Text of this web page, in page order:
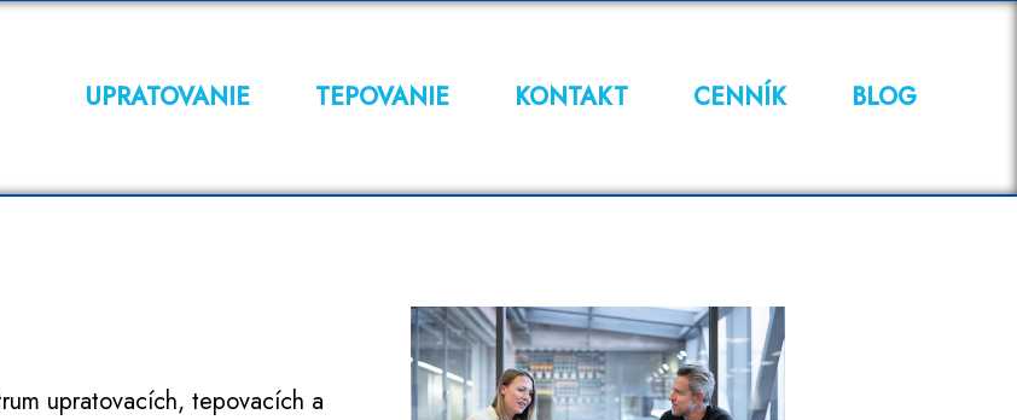
UPRATOVANIE TEPOVANIE KONTAKT CENNÍK BLOG
upratovacích, tepovacích a